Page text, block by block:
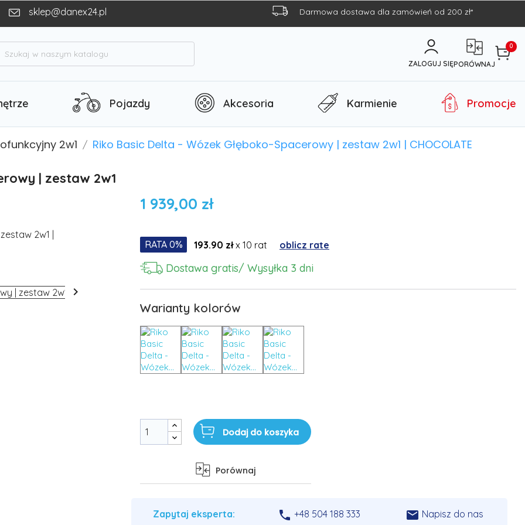
sklep@danex24.pl Darmowa dostawa dla zamówień od 200 zł*
0
ZALOGUJ SIĘPORÓWNAJ
Pojazdy Akcesoria Karmienie Promocje
2w1 Riko Basic Delta - Wózek Głęboko-Spacerowy | zestaw 2w1 | CHOCOLATE
| zestaw 2w1

1 939,00 zł
RATA 0% 193.90 złx 10 rat oblicz rate
Dostawa gratis/ Wysyłka 3 dni
Warianty kolorów
Dodaj do koszyka
Porównaj
Zapytaj eksperta:  +48 504 188 333  Napisz do nas